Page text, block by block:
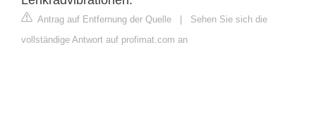
Antrag auf Entfernung der Quelle | Sehen Sie sich die
vollständige Antwort auf profimat.com an